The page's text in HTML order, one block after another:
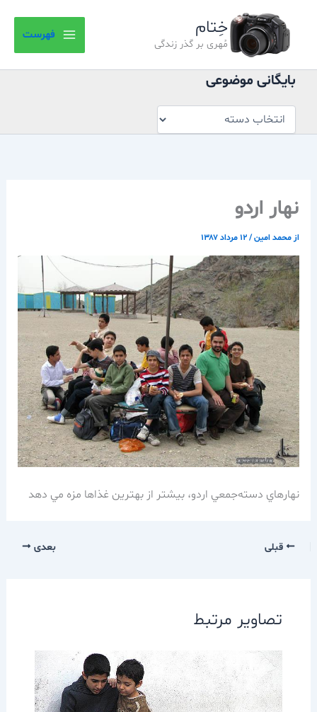
خِتام
مُهری بر گذر زندگی
فهرست
بایگانی موضوعی
موضوعی
نهار اردو
از محمد امین/۱۲ مرداد ۱۳۸۷
نهارهاي دسته‌جمعي اردو، بيشتر از بهترين غذاها مزه مي دهد
قبلی بعدی
تصاویر مرتبط